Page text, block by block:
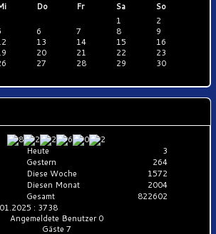
Do Fr Sa
So
1
2
6 7 8
9
13 14 15
16
20 21 22
23
27 28 29
30
Heute
3
Gestern
264
Diese Woche
1572
Diesen Monat
2004
Gesamt
822602
: 3738
Angemeldete Benutzer 0
Gäste 7